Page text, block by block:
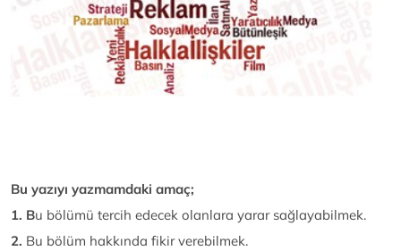
Bu yazıyı yazmamdaki amaç;
1. Bu bölümü tercih edecek olanlara yarar sağlayabilmek.
2. Bu bölüm hakkında fikir verebilmek.